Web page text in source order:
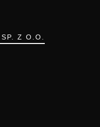
Z O.O.